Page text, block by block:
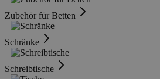
Zubehör für Betten
Schränke
Schreibtische